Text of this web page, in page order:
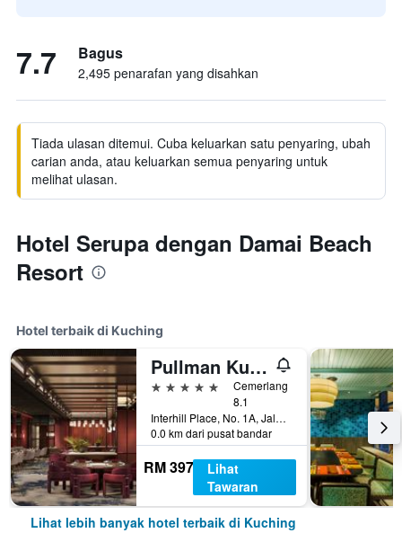
7.7 Bagus
2,495 penarafan yang disahkan
Tiada ulasan ditemui. Cuba keluarkan satu penyaring, ubah
carian anda, atau keluarkan semua penyaring untuk
melihat ulasan.
Hotel Serupa dengan Damai Beach
Resort
Hotel terbaik di Kuching
Pullman Kuching
5 bintang
Cemerlang
8.1
Interhill Place, No. 1A, Jalan Mathies, Kuching, Malaysia
0.0 km dari pusat bandar
RM 397
Lihat
Tawaran
Lihat lebih banyak hotel terbaik di Kuching